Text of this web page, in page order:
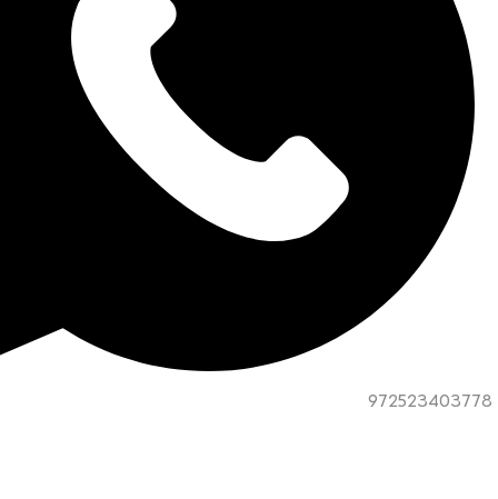
972523403778